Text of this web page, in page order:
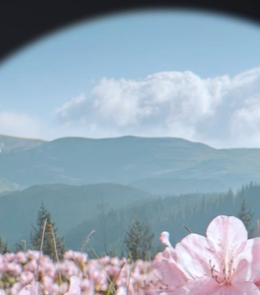
З
нам, якщо у вас виникли
з Вами найближчим часом.
звернення *
тему
Регіон *
E-mail *